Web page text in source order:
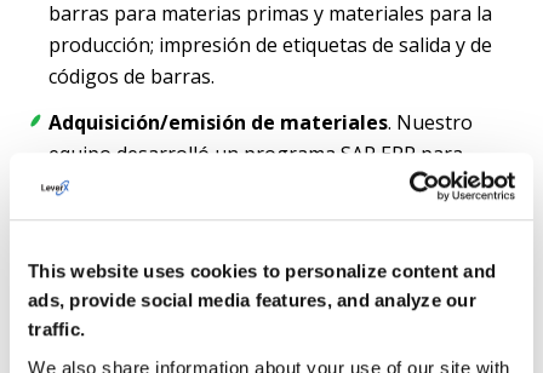
This website uses cookies to personalize content and
ads, provide social media features, and analyze our
traffic.
We also share information about your use of our site with
barras para materias primas y materiales para la
producción; impresión de etiquetas de salida y de
códigos de barras.
Adquisición/emisión de materiales. Nuestro
equipo desarrolló un programa SAP ERP para
terminales de recogida de datos con el fin de
simplificar la transferencia de materiales del
Control de calidad de los materiales entrantes
Gracias a la funcionalidad desarrollada por LeverX,
los especialistas en control de calidad seleccionan